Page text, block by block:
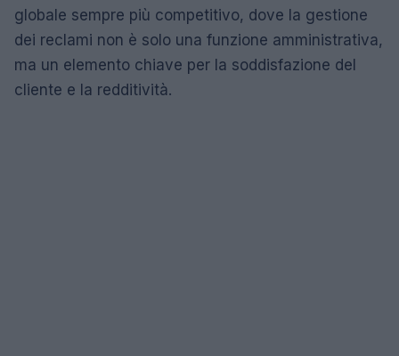
globale sempre più competitivo, dove la gestione
dei reclami non è solo una funzione amministrativa,
ma un elemento chiave per la soddisfazione del
cliente e la redditività.